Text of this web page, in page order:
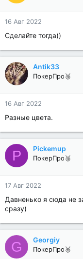
16 Авг 2022
Сделайте тогда))
Antik33
ПокерПро🥉
16 Авг 2022
Разные цвета.
P Pickemup
ПокерПро🥉
17 Авг 2022
Давненько я сюда не
сразу)
G Georgiy
ПокерПро🥈